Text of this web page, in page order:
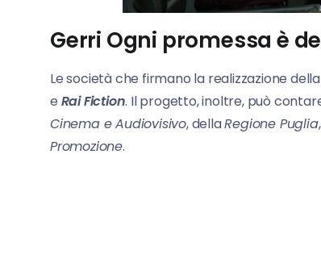
Gerri Ogni promessa è
Le società che firmano la realizzazione
e Rai Fiction. Il progetto, inoltre, può
Cinema e Audiovisivo, dellaRegione Puglia
Promozione.